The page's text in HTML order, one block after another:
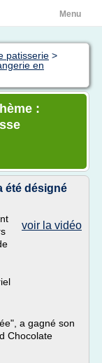
Menu
patisserie >
en
:
été désigné
voir la vidéo
a gagné son
Chocolate